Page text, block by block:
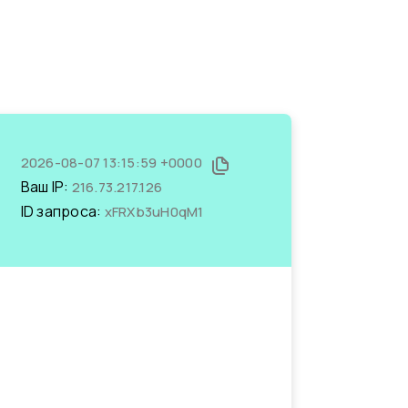
2026-08-07 13:15:59 +0000
Ваш IP: 216.73.217.126
ID запроса: xFRXb3uH0qM1